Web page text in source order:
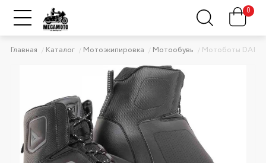
0
Главная Каталог Мотоэкипировка Мотообувь Мотоботы